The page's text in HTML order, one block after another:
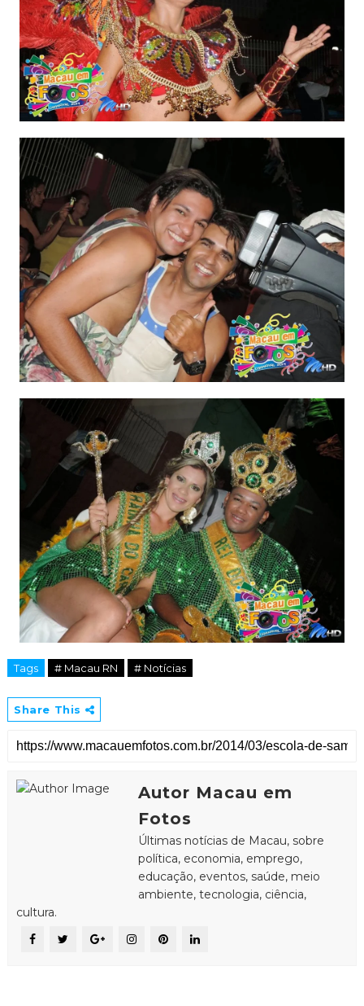
Tags # Macau RN # Notícias
Share This
Autor Macau em
Fotos
Últimas notícias de Macau, sobre
política, economia, emprego,
educação, eventos, saúde, meio
ambiente, tecnologia, ciência,
cultura.